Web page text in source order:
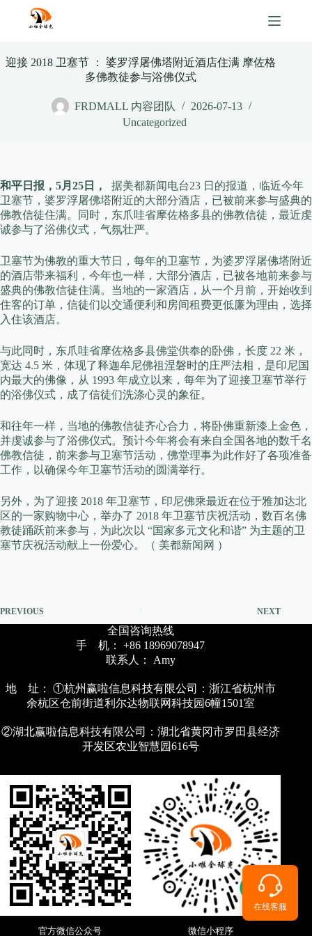
content
迎接 2018 卫塞节 ： 婆罗浮屠佛塔附近酒店住满 摩佐格
多佛教徒参与浴佛仪式
FRDMALL 内容团队
2026-07-13
Uncategorized
和平日报，5月25日，
据美都新闻电台23 日的报道，临近今年
卫塞节，婆罗浮屠佛塔附近的大部分酒店，已被前来参与盛典的
佛教信徒住满。同时，东爪哇省摩佐格多县的佛教信徒，最近虔
诚参与了浴佛仪式，气氛壮严。
卫塞节为佛教的重大节日，每年的卫塞节，为婆罗浮屠佛塔附近
的酒店带来福利，今年也一样，大部分酒店，已被各地前来参与
盛典的佛教信徒住满。当地的一家酒店，从一个月前，开始收到
住客的订单，信徒们以交通便利和房间租费更低廉为理由，选择
入住该酒店。
与此同时，东爪哇省摩佐格多县佛堂供奉的卧佛，长度 22 米，
宽达 4.5 米，体现了释迦牟尼佛祖涅磐时的庄严法相，是印尼国
内最大的佛像，从 1993 年成立以来，每年为了迎接卫塞节举行
的浴佛仪式，成了信徒们洗涤心灵的象征。
和往年一样，当地的佛教信徒齐心合力，将卧佛重新漆上金色，
并虔诚参与了浴佛仪式。预计今年将会有来自全国各地的数千名
佛教信徒，前来参与卫塞节活动，佛堂理事为此作好了各项准备
工作，以确保今年卫塞节活动的圆满举行。
另外，为了迎接 2018 年卫塞节，印尼佛乘最近在位于雅加达北
区的一家购物中心，举办了 2018 年卫塞节庆祝活动，数百名佛
教徒踊跃前来参与，为此次以 “国家多元文化和谐” 为主题的卫
塞节庆祝活动献上一份爱心。（ 美都新闻网 ）
PREVIOUS NEXT
全国咨询热线
手 机： +86 18969078947
联系人： Amy
地 址： ①杭州赢啦信息科技有限公司：浙江省杭州市
余杭区仓前街道利尔达物联网科技园6幢1501室
②湖北赢啦信息科技有限公司：湖北省黄冈市罗田县经济
开发区农业智慧园616号
官方微信公众号 微信小程序
在线客服